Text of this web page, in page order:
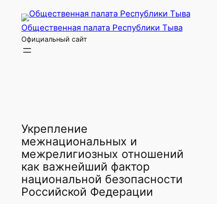
Перейти
содержимому
Общественная палата Республики Тыва
Официальный сайт
Укрепление
межнациональных и
межрелигиозных отношений
как важнейший фактор
национальной безопасности
Российской Федерации